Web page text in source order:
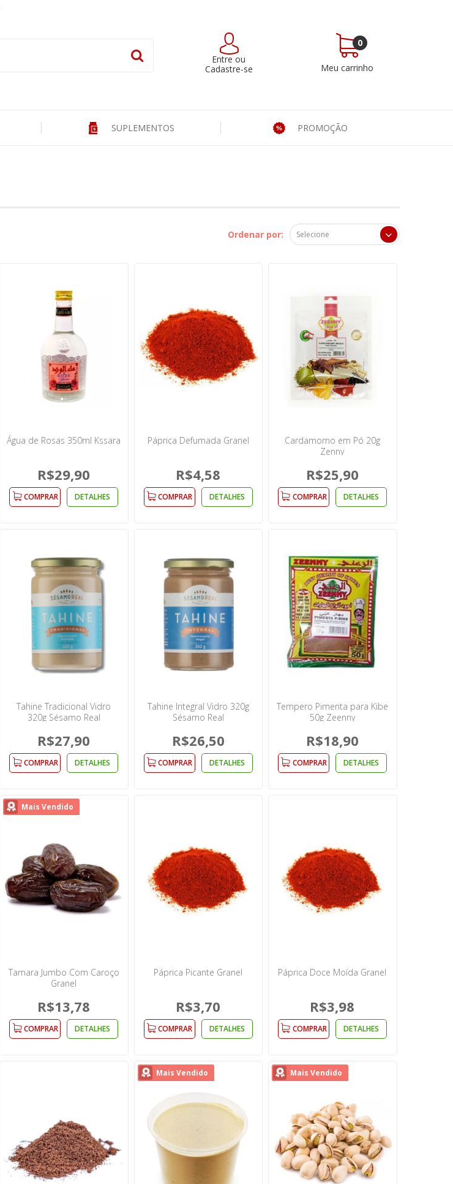
Entre ou
Cadastre-se
0
Meu carrinho
SUPLEMENTOS PROMOÇÃO
Ordenar por:
Água de Rosas 350ml Kssara
R$29,90
COMPRAR DETALHES
Páprica Defumada Granel
R$4,58
COMPRAR DETALHES
Cardamomo em Pó 20g
Zenny
R$25,90
COMPRAR DETALHES
Tahine Tradicional Vidro
320g Sésamo Real
R$27,90
COMPRAR DETALHES
Tahine Integral Vidro 320g
Sésamo Real
R$26,50
COMPRAR DETALHES
Tempero Pimenta para Kibe
50g Zeenny
R$18,90
COMPRAR DETALHES
Mais Vendido
Tamara Jumbo Com Caroço
Granel
R$13,78
COMPRAR DETALHES
Páprica Picante Granel
R$3,70
COMPRAR DETALHES
Páprica Doce Moída Granel
R$3,98
COMPRAR DETALHES
Mais Vendido Mais Vendido